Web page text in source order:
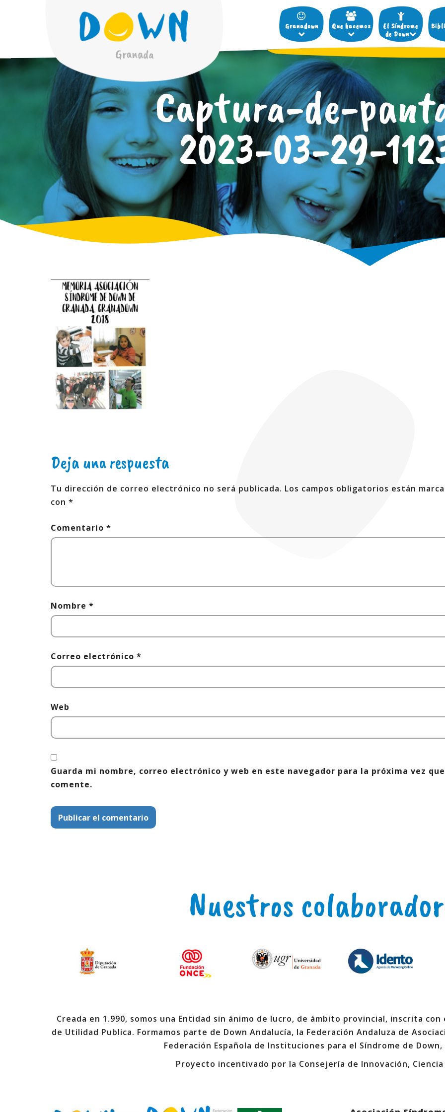
Granadown Que hacemos
El Síndrome
de Down
Captura-de-
2023-03-29-
Deja una respuesta
Tu dirección de correo electrónico no será publicada. Los campos obligatorios están
con *
Comentario *
Nombre *
Correo electrónico *
Web
Guarda mi nombre, correo electrónico y web en este navegador para la próxima vez que
comente.
Nuestros
Creada en 1.990, somos una Entidad sin ánimo de lucro, de ámbito provincial, inscrita
de Utilidad Publica. Formamos parte de Down Andalucía, la Federación Andaluza de
Federación Española de Instituciones para el Síndrome de Down,
Proyecto incentivado por la Consejería de Innovación, Ciencia